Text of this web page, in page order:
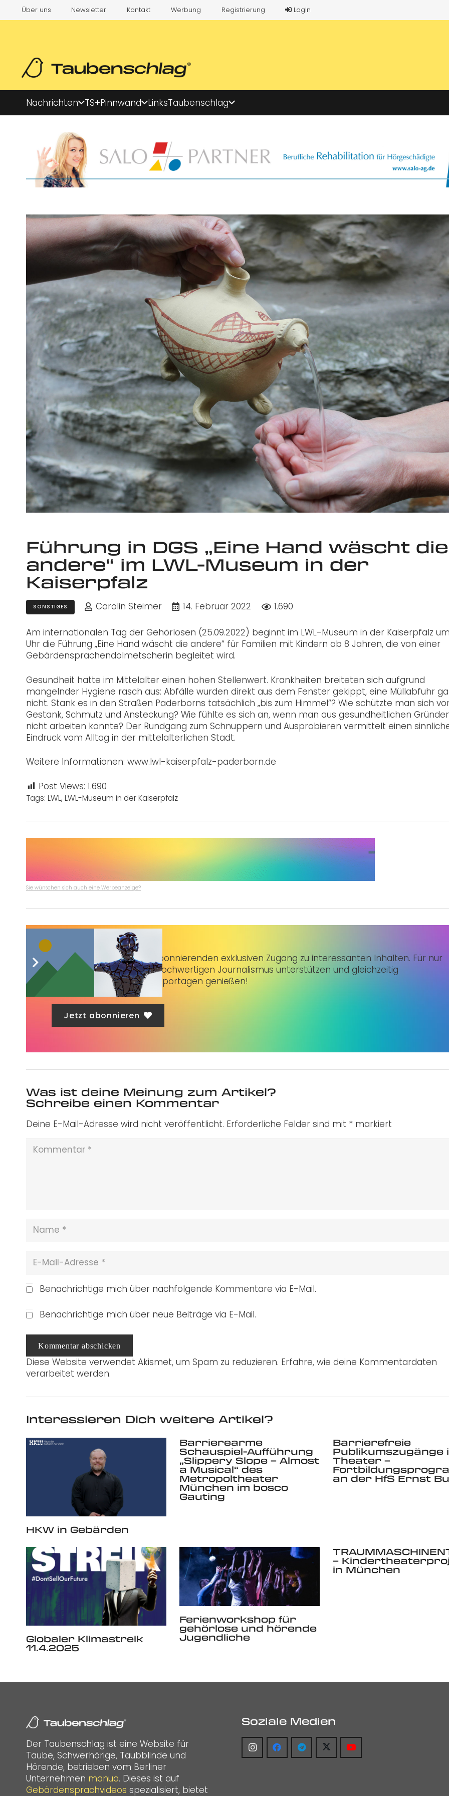
Über uns Newsletter Kontakt Werbung Registrierung LogIn
Nachrichten TS+Pinnwand LinksTaubenschlag
Führung in DGS „Eine Hand wäscht die
andere“ im LWL-Museum in der
Kaiserpfalz
SONSTIGES Carolin Steimer 14. Februar 2022 1.690
Am internationalen Tag der Gehörlosen (25.09.2022) beginnt im LWL-Museum in der Kaiserpfalz
Uhr die Führung „Eine Hand wäscht die andere“ für Familien mit Kindern ab 8 Jahren, die von einer
Gebärdensprachendolmetscherin begleitet wird.
Gesundheit hatte im Mittelalter einen hohen Stellenwert. Krankheiten breiteten sich aufgrund
mangelnder Hygiene rasch aus: Abfälle wurden direkt aus dem Fenster gekippt, eine Müllabfuhr
nicht. Stank es in den Straßen Paderborns tatsächlich „bis zum Himmel“? Wie schützte man sich
Gestank, Schmutz und Ansteckung? Wie fühlte es sich an, wenn man aus gesundheitlichen
nicht arbeiten konnte? Der Rundgang zum Schnuppern und Ausprobieren vermittelt einen
Eindruck vom Alltag in der mittelalterlichen Stadt.
Weitere Informationen: www.lwl-kaiserpfalz-paderborn.de
Post Views: 1.690
Tags: LWL, LWL-Museum in der Kaiserpfalz
Sie wünschen sich auch eine Werbeanzeige?
Taubenschlag+bietet Abonnierenden exklusiven Zugang zu interessanten Inhalten. Für nur
3 € im Monat kannst du hochwertigen Journalismus unterstützen und gleichzeitig
erstklassige Artikel und Reportagen genießen!
Jetzt abonnieren
Was ist deine Meinung zum Artikel?
Schreibe einen Kommentar
Deine E-Mail-Adresse wird nicht veröffentlicht. Erforderliche Felder sind mit * markiert
Benachrichtige mich über nachfolgende Kommentare via E-Mail.
Benachrichtige mich über neue Beiträge via E-Mail.
Kommentar abschicken
Diese Website verwendet Akismet, um Spam zu reduzieren. Erfahre, wie deine Kommentardaten
verarbeitet werden.
Interessieren Dich weitere Artikel?
HKW in Gebärden
Barrierearme
Schauspiel-Aufführung
„Slippery Slope – Almost
a Musical“ des
Metropoltheater
München im bosco
Gauting
Barrierefreie
Publikumszugänge
Theater –
an der HfS Ernst
Globaler Klimastreik
11.4.2025
Ferienworkshop für
gehörlose und hörende
Jugendliche
–
in München
Der Taubenschlag ist eine Website für
Taube, Schwerhörige, Taubblinde und
Hörende, betrieben vom Berliner
Unternehmen manua. Dieses ist auf
Gebärdensprachvideos spezialisiert, bietet
Soziale Medien